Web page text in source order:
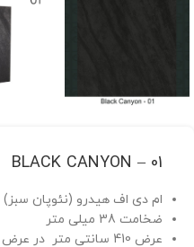
BLACK CANYON – 01
ام دی اف هیدرو (نئوپان سبز)
ضخامت 38 میلی متر
عرض 410 سانتی متر در عرض های مختلف